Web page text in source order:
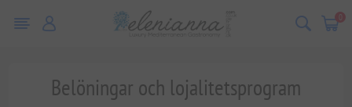
0
Belöningar och lojalitetsprogram